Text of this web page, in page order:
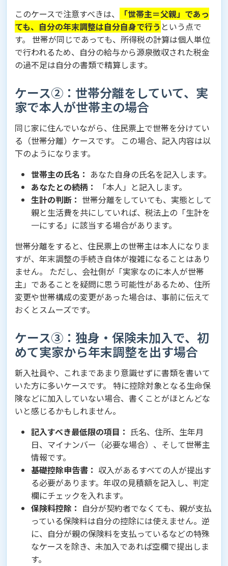
このケースで注意すべきは、
「世帯主＝父親」であっ
ても、自分の年末調整は自分自身で行う という点で
す。 世帯が同じであっても、所得税の計算は個人単位
で行われるため、自分の給与から源泉徴収された税金
の過不足は自分の書類で精算します。
ケース②：世帯分離をしていて、実
家で本人が世帯主の場合
同じ家に住んでいながら、住民票上で世帯を分けてい
る（世帯分離）ケースです。 この場合、記入内容は以
下のようになります。
世帯主の氏名： あなた自身の氏名を記入します。
あなたとの続柄：
「本人」と記入します。
生計の判断： 世帯分離をしていても、実態として
親と生活費を共にしていれば、税法上の「生計を
一にする」に該当する場合があります。
世帯分離をすると、住民票上の世帯主は本人になりま
すが、年末調整の手続き自体が複雑になることはあり
ません。 ただし、会社側が「実家なのに本人が世帯
主」であることを疑問に思う可能性があるため、住所
変更や世帯構成の変更があった場合は、事前に伝えて
おくとスムーズです。
ケース③：独身・保険未加入で、初
めて実家から年末調整を出す場合
新入社員や、これまであまり意識せずに書類を書いて
いた方に多いケースです。 特に控除対象となる生命保
険などに加入していない場合、書くことがほとんどな
いと感じるかもしれません。
記入すべき最低限の項目： 氏名、住所、生年月
日、マイナンバー（必要な場合）、そして世帯主
情報です。
基礎控除申告書： 収入があるすべての人が提出す
る必要があります。年収の見積額を記入し、判定
欄にチェックを入れます。
保険料控除： 自分が契約者でなくても、親が支払
っている保険料は自分の控除には使えません。逆
に、自分が親の保険料を支払っているなどの特殊
なケースを除き、未加入であれば空欄で提出しま
す。